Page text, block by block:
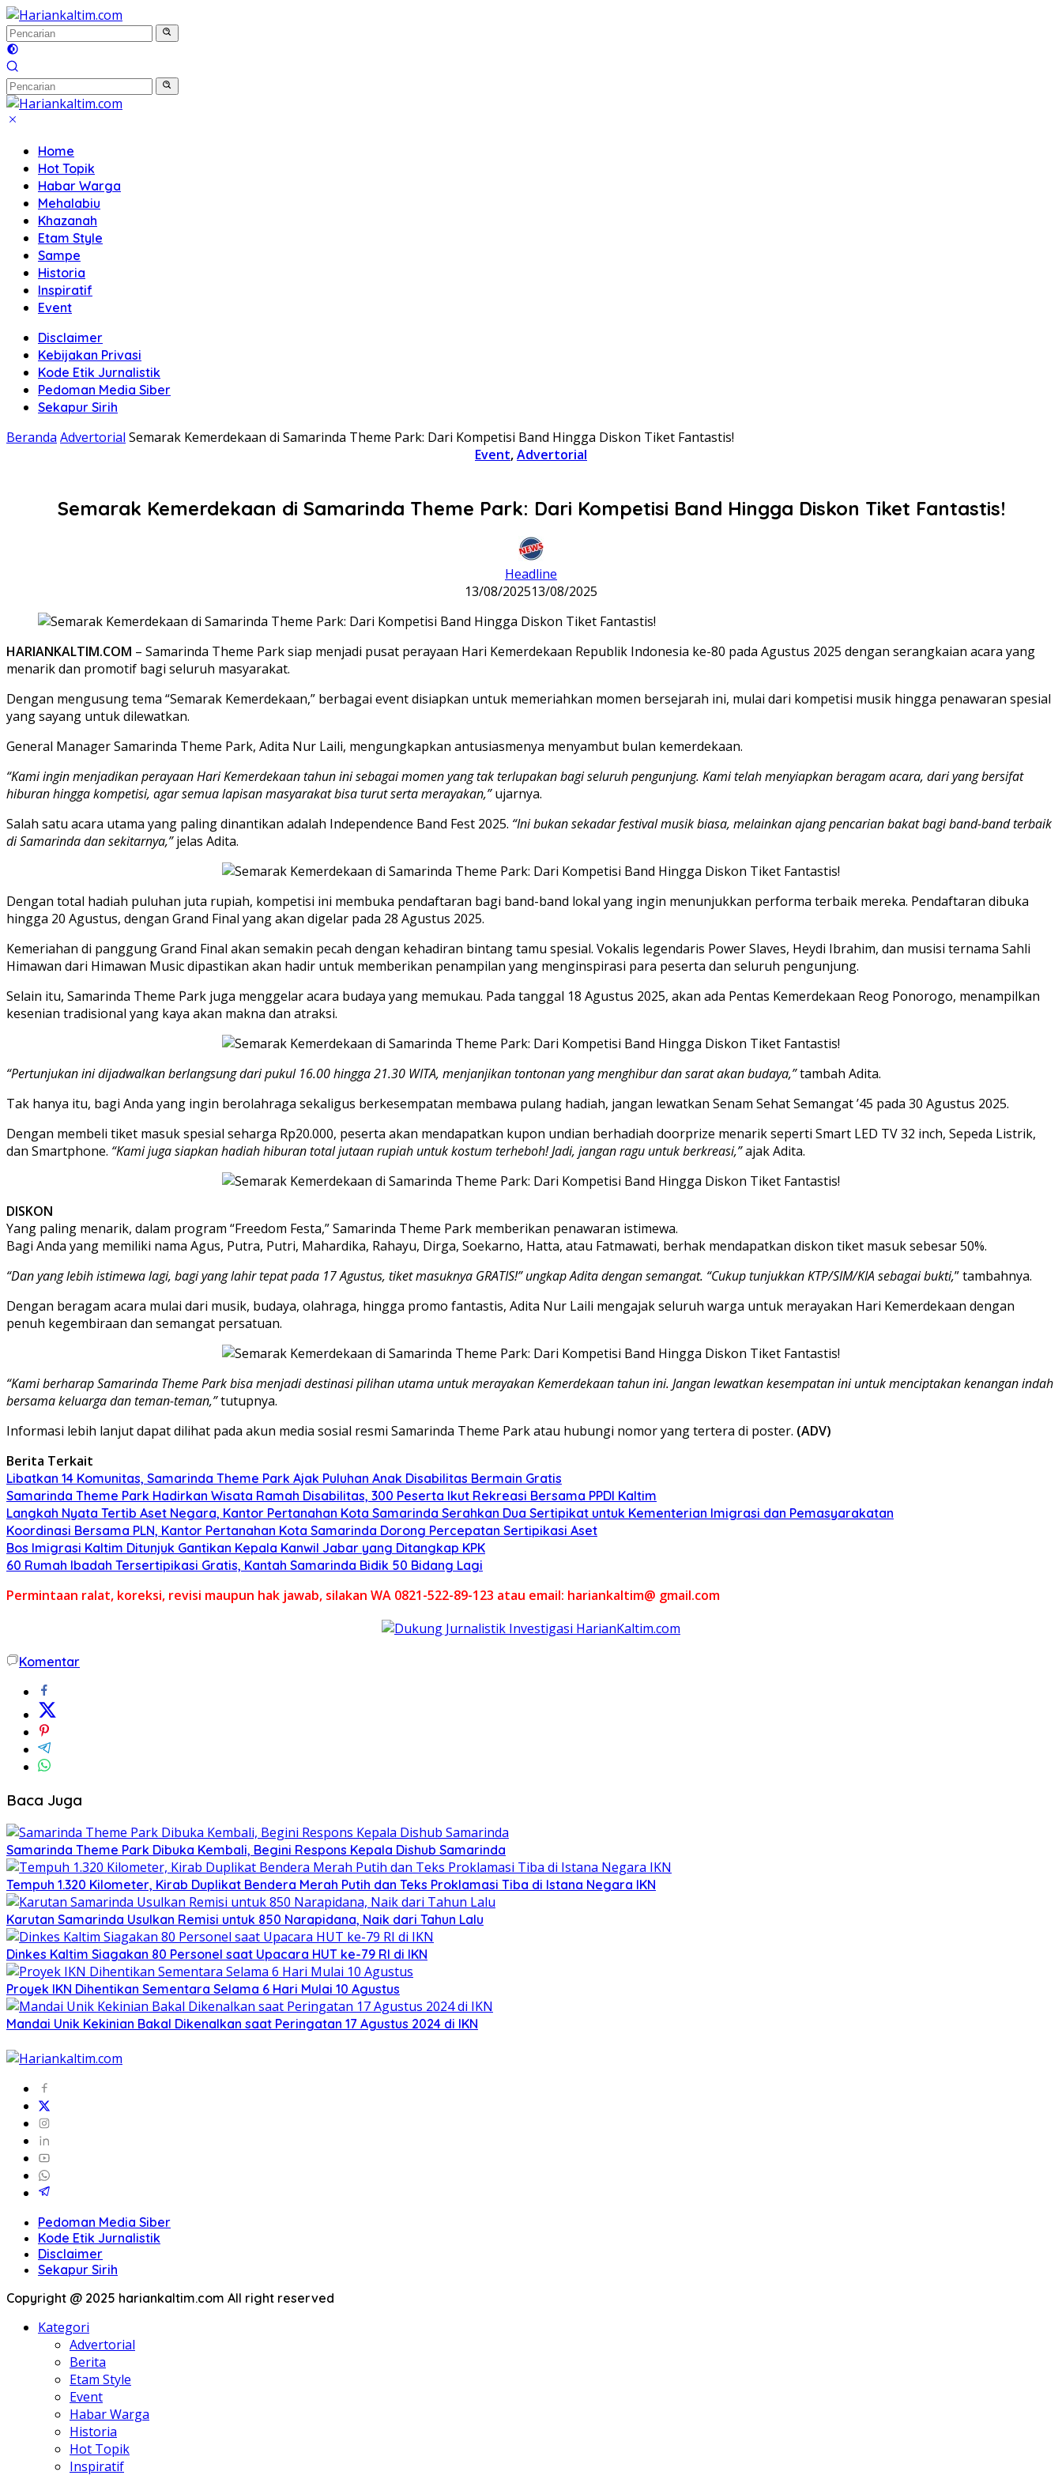
Langsung
ke
konten
Home
Hot Topik
Habar Warga
Mehalabiu
Khazanah
Etam Style
Sampe
Historia
Inspiratif
Event
Disclaimer
Kebijakan Privasi
Kode Etik Jurnalistik
Pedoman Media Siber
Sekapur Sirih
Beranda Advertorial Semarak Kemerdekaan di Samarinda Theme Park: Dari Kompetisi Band Hingga Diskon Tiket Fantastis!
Event,Advertorial
Semarak Kemerdekaan di Samarinda Theme Park: Dari Kompetisi Band Hingga Diskon Tiket Fantastis!
Headline
13/08/202513/08/2025
HARIANKALTIM.COM – Samarinda Theme Park siap menjadi pusat perayaan Hari Kemerdekaan Republik Indonesia ke-80 pada Agustus 2025 dengan serangkaian acara yang
menarik dan promotif bagi seluruh masyarakat.
Dengan mengusung tema “Semarak Kemerdekaan,” berbagai event disiapkan untuk memeriahkan momen bersejarah ini, mulai dari kompetisi musik hingga penawaran spesial
yang sayang untuk dilewatkan.
General Manager Samarinda Theme Park, Adita Nur Laili, mengungkapkan antusiasmenya menyambut bulan kemerdekaan.
“Kami ingin menjadikan perayaan Hari Kemerdekaan tahun ini sebagai momen yang tak terlupakan bagi seluruh pengunjung. Kami telah menyiapkan beragam acara, dari yang bersifat
hiburan hingga kompetisi, agar semua lapisan masyarakat bisa turut serta merayakan,”ujarnya.
Salah satu acara utama yang paling dinantikan adalah Independence Band Fest 2025. “Ini bukan sekadar festival musik biasa, melainkan ajang pencarian bakat bagi band-band terbaik
di Samarinda dan sekitarnya,”jelas Adita.
Dengan total hadiah puluhan juta rupiah, kompetisi ini membuka pendaftaran bagi band-band lokal yang ingin menunjukkan performa terbaik mereka. Pendaftaran dibuka
hingga 20 Agustus, dengan Grand Final yang akan digelar pada 28 Agustus 2025.
Kemeriahan di panggung Grand Final akan semakin pecah dengan kehadiran bintang tamu spesial. Vokalis legendaris Power Slaves, Heydi Ibrahim, dan musisi ternama Sahli
Himawan dari Himawan Music dipastikan akan hadir untuk memberikan penampilan yang menginspirasi para peserta dan seluruh pengunjung.
Selain itu, Samarinda Theme Park juga menggelar acara budaya yang memukau. Pada tanggal 18 Agustus 2025, akan ada Pentas Kemerdekaan Reog Ponorogo, menampilkan
kesenian tradisional yang kaya akan makna dan atraksi.
“Pertunjukan ini dijadwalkan berlangsung dari pukul 16.00 hingga 21.30 WITA, menjanjikan tontonan yang menghibur dan sarat akan budaya,”tambah Adita.
Tak hanya itu, bagi Anda yang ingin berolahraga sekaligus berkesempatan membawa pulang hadiah, jangan lewatkan Senam Sehat Semangat ’45 pada 30 Agustus 2025.
Dengan membeli tiket masuk spesial seharga Rp20.000, peserta akan mendapatkan kupon undian berhadiah doorprize menarik seperti Smart LED TV 32 inch, Sepeda Listrik,
dan Smartphone. “Kami juga siapkan hadiah hiburan total jutaan rupiah untuk kostum terheboh! Jadi, jangan ragu untuk berkreasi,”ajak Adita.
DISKON
Yang paling menarik, dalam program “Freedom Festa,” Samarinda Theme Park memberikan penawaran istimewa.
Bagi Anda yang memiliki nama Agus, Putra, Putri, Mahardika, Rahayu, Dirga, Soekarno, Hatta, atau Fatmawati, berhak mendapatkan diskon tiket masuk sebesar 50%.
“Dan yang lebih istimewa lagi, bagi yang lahir tepat pada 17 Agustus, tiket masuknya GRATIS!” ungkap Adita dengan semangat. “Cukup tunjukkan KTP/SIM/KIA sebagai bukti,” tambahnya.
Dengan beragam acara mulai dari musik, budaya, olahraga, hingga promo fantastis, Adita Nur Laili mengajak seluruh warga untuk merayakan Hari Kemerdekaan dengan
penuh kegembiraan dan semangat persatuan.
“Kami berharap Samarinda Theme Park bisa menjadi destinasi pilihan utama untuk merayakan Kemerdekaan tahun ini. Jangan lewatkan kesempatan ini untuk menciptakan kenangan indah
bersama keluarga dan teman-teman,”tutupnya.
Informasi lebih lanjut dapat dilihat pada akun media sosial resmi Samarinda Theme Park atau hubungi nomor yang tertera di poster. (ADV)
Berita Terkait
Libatkan 14 Komunitas, Samarinda Theme Park Ajak Puluhan Anak Disabilitas Bermain Gratis
Samarinda Theme Park Hadirkan Wisata Ramah Disabilitas, 300 Peserta Ikut Rekreasi Bersama PPDI Kaltim
Langkah Nyata Tertib Aset Negara, Kantor Pertanahan Kota Samarinda Serahkan Dua Sertipikat untuk Kementerian Imigrasi dan Pemasyarakatan
Koordinasi Bersama PLN, Kantor Pertanahan Kota Samarinda Dorong Percepatan Sertipikasi Aset
Bos Imigrasi Kaltim Ditunjuk Gantikan Kepala Kanwil Jabar yang Ditangkap KPK
60 Rumah Ibadah Tersertipikasi Gratis, Kantah Samarinda Bidik 50 Bidang Lagi
Permintaan ralat, koreksi, revisi maupun hak jawab, silakan WA 0821-522-89-123 atau email: hariankaltim@ gmail.com
Komentar
Baca Juga
Samarinda Theme Park Dibuka Kembali, Begini Respons Kepala Dishub Samarinda
Tempuh 1.320 Kilometer, Kirab Duplikat Bendera Merah Putih dan Teks Proklamasi Tiba di Istana Negara IKN
Karutan Samarinda Usulkan Remisi untuk 850 Narapidana, Naik dari Tahun Lalu
Dinkes Kaltim Siagakan 80 Personel saat Upacara HUT ke-79 RI di IKN
Proyek IKN Dihentikan Sementara Selama 6 Hari Mulai 10 Agustus
Mandai Unik Kekinian Bakal Dikenalkan saat Peringatan 17 Agustus 2024 di IKN
Pedoman Media Siber
Kode Etik Jurnalistik
Disclaimer
Sekapur Sirih
Copyright @ 2025 hariankaltim.com All right reserved
Kategori
Advertorial
Berita
Etam Style
Event
Habar Warga
Historia
Hot Topik
Inspiratif